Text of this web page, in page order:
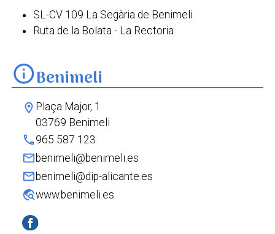
SL-CV 109 La Segària de Benimeli
Ruta de la Bolata - La Rectoria
infoBenimeli
location_on Plaça Major, 1
03769 Benimeli
phone965 587 123
mailbenimeli@benimeli.es
mailbenimeli@dip-alicante.es
travel_explorewww.benimeli.es